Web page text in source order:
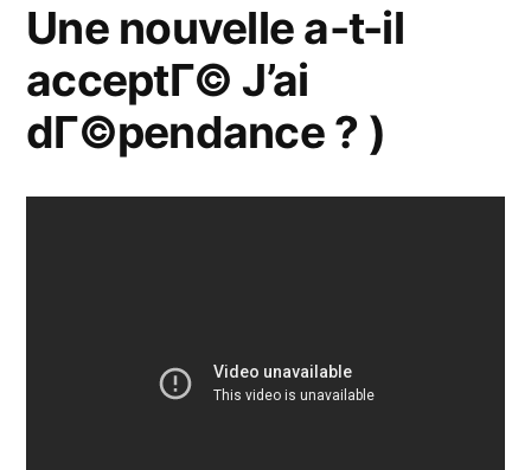
Une nouvelle a-t-il
acceptГ© J’ai
dГ©pendance ? )